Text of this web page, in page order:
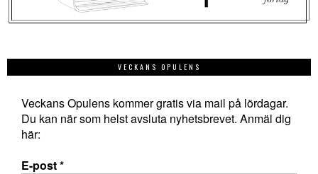
VECKANS OPULENS
Veckans Opulens kommer gratis via mail på lördagar.
Du kan när som helst avsluta nyhetsbrevet. Anmäl dig
här:
E-post*